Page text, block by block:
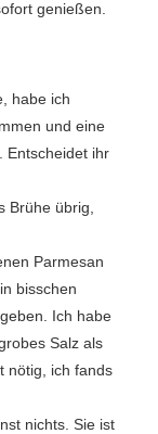
genießen.
habe ich
und eine
Entscheidet ihr
Brühe übrig,
Parmesan
bisschen
Ich habe
Salz als
nötig, ich fands
nichts. Sie ist